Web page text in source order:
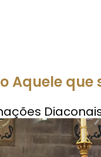
Aquele que